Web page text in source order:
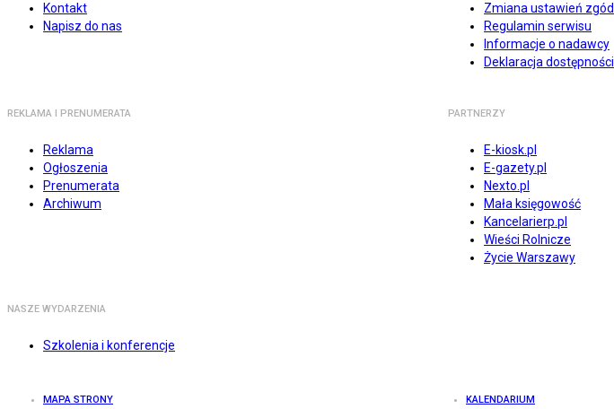
Kontakt
Napisz do nas
Zmiana ustawień zgód
Regulamin serwisu
Informacje o nadawcy
Deklaracja dostępności
REKLAMA I PRENUMERATA
Reklama
Ogłoszenia
Prenumerata
Archiwum
PARTNERZY
E-kiosk.pl
E-gazety.pl
Nexto.pl
Mała księgowość
Kancelarierp.pl
Wieści Rolnicze
Życie Warszawy
NASZE WYDARZENIA
Szkolenia i konferencje
MAPA STRONY KALENDARIUM